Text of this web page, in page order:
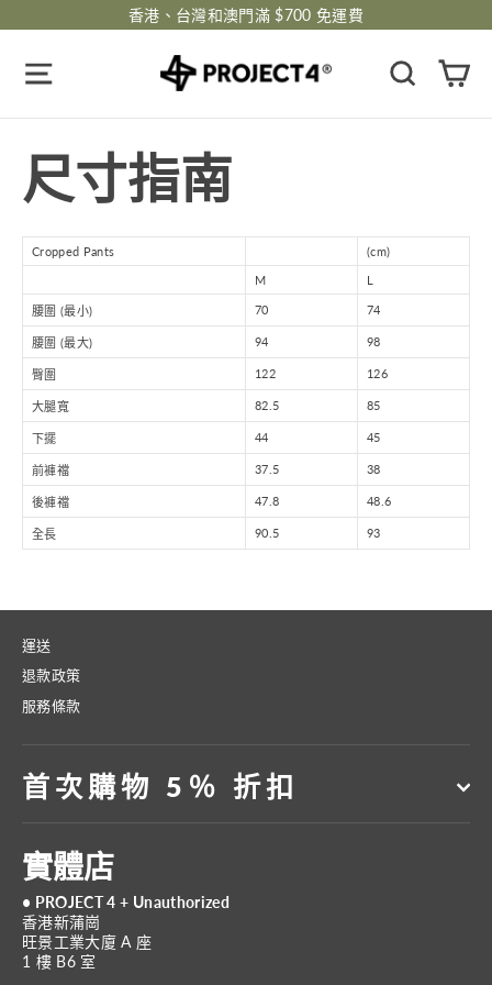
過
香港、台灣和澳門滿 $700 免運費
搜尋
尺寸指南
Cropped Pants
(cm)
M
L
腰圍 (最小) 70 74
腰圍 (最大) 94 98
臀圍 122 126
大腿寬 82.5 85
下擺 44 45
前褲襠 37.5 38
後褲襠 47.8 48.6
全長 90.5 93
運送
退款政策
服務條款
首次購物 5％ 折扣
實體店
• PROJECT 4 + Unauthorized
香港新蒲崗
旺景工業大廈 A 座
1 樓 B6 室